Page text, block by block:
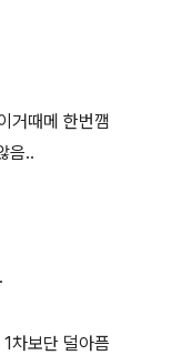
거때메 한번깸
음..
차보단 덜아픔